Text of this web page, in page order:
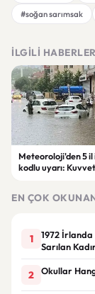
#soğan sarımsak
İLGILI HABERLER
Meteoroloji'den 5 il
kodlu uyarı:
EN ÇOK
1
1972 İrlanda
Sarılan
2 Okullar